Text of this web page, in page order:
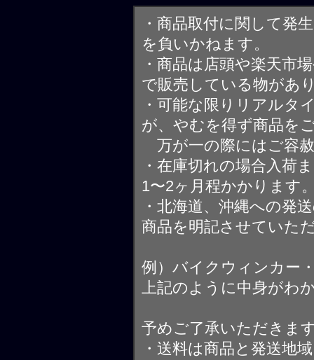
・商品取付に関して発
を負いかねます。
・商品は店頭や楽天市
で販売している物があ
・可能な限りリアルタ
が、やむを得ず商品を
万が一の際にはご容
・在庫切れの場合入荷
1〜2ヶ月程かかります
・北海道、沖縄への発
商品を明記させていた
例）バイクウィンカー
上記のように中身がわ
予めご了承いただきま
・送料は商品と発送地